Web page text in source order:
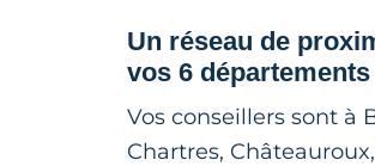
Un réseau de
vos 6 départements
Vos conseillers sont à
Chartres,